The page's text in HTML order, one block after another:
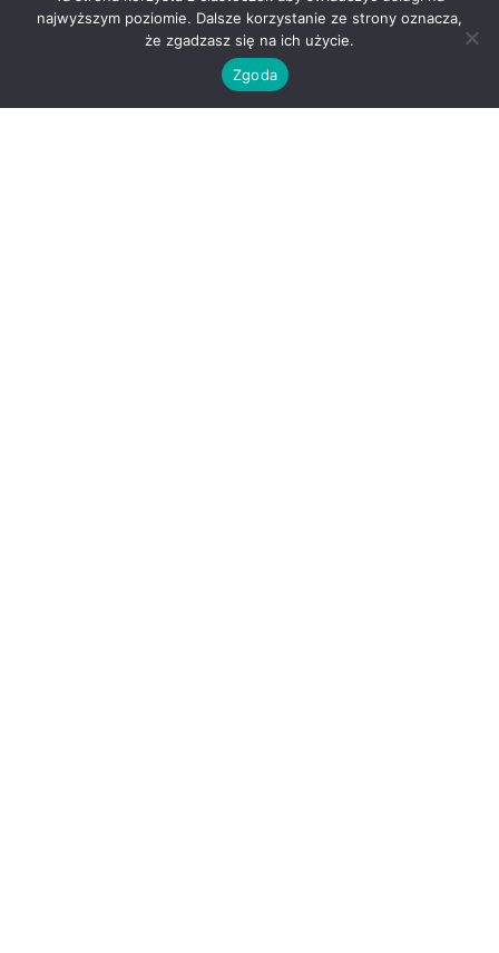
Uniwersytet Rzeszowski
najwyższym poziomie. Dalsze korzystanie ze strony oznacza,
że zgadzasz się na ich użycie.
Zgoda